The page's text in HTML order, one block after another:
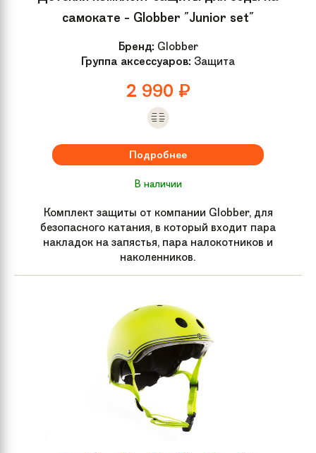
самокате - Globber "Junior set"
Бренд: Globber
Группа аксессуаров: Защита
2 990 ₽
Подробнее
В наличии
Комплект защиты от компании Globber, для
безопасного катания, в который входит пара
накладок на запястья, пара налокотников и
наколенников.